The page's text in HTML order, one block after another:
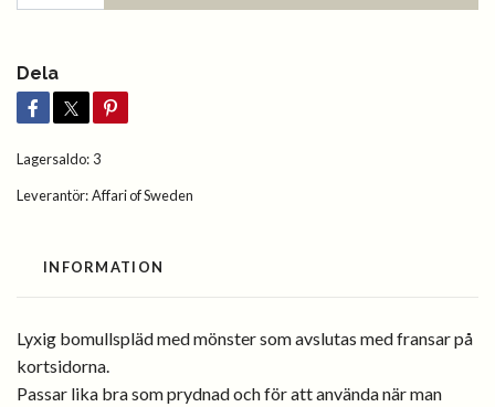
Dela
Lagersaldo: 3
Leverantör:Affari of Sweden
INFORMATION
Lyxig bomullspläd med mönstersom avslutas med fransar på
kortsidorna.
Passar lika bra som prydnad och för att använda när man